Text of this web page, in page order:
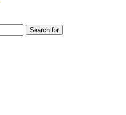
Search for